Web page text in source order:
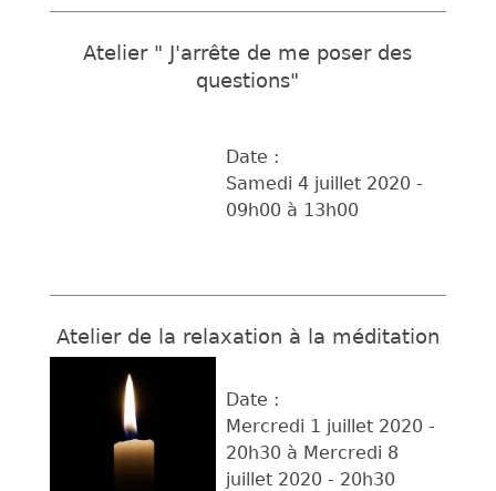
Atelier " J'arrête de me poser des
questions"
Date :
Samedi 4 juillet 2020 -
09h00 à 13h00
Atelier de la relaxation à la méditation
Date :
Mercredi 1 juillet 2020 -
20h30 à Mercredi 8
juillet 2020 - 20h30